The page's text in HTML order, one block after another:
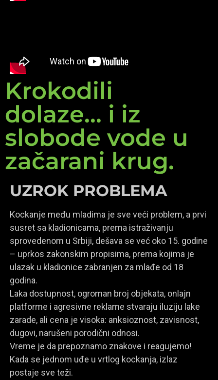
Krokodili
dolaze... i iz
slobode vode u
začarani krug.
UZROK PROBLEMA
Kockanje među mladima je sve veći problem, a prvi
susret sa kladionicama, prema istraživanju
sprovedenom u Srbiji, dešava se već oko 15. godine
– uprkos zakonskim propisima, prema kojima je
ulazak u kladionice zabranjen za mlađe od 18
godina.
Laka dostupnost, ogroman broj objekata, onlajn
platforme i agresivne reklame stvaraju iluziju lake
zarade, ali cena je visoka: anksioznost, zavisnost,
dugovi, narušeni porodični odnosi.
Vreme je da prepoznamo znakove i reagujemo!
Kada se jednom uđe u vrtlog kockanja, izlaz
postaje sve teži.